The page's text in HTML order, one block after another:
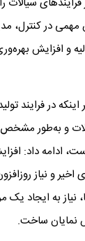
در کنترل،
و افزایش
در فرایند
و به‌طور مشخص
ادامه داد:
و نیاز
نیاز به ایجاد
نمایان ساخت.